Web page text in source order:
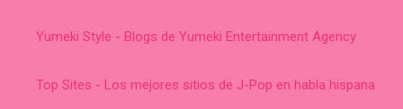
Yumeki Style - Blogs de Yumeki Entertainment Agency
Top Sites - Los mejores sitios de J-Pop en habla hispana